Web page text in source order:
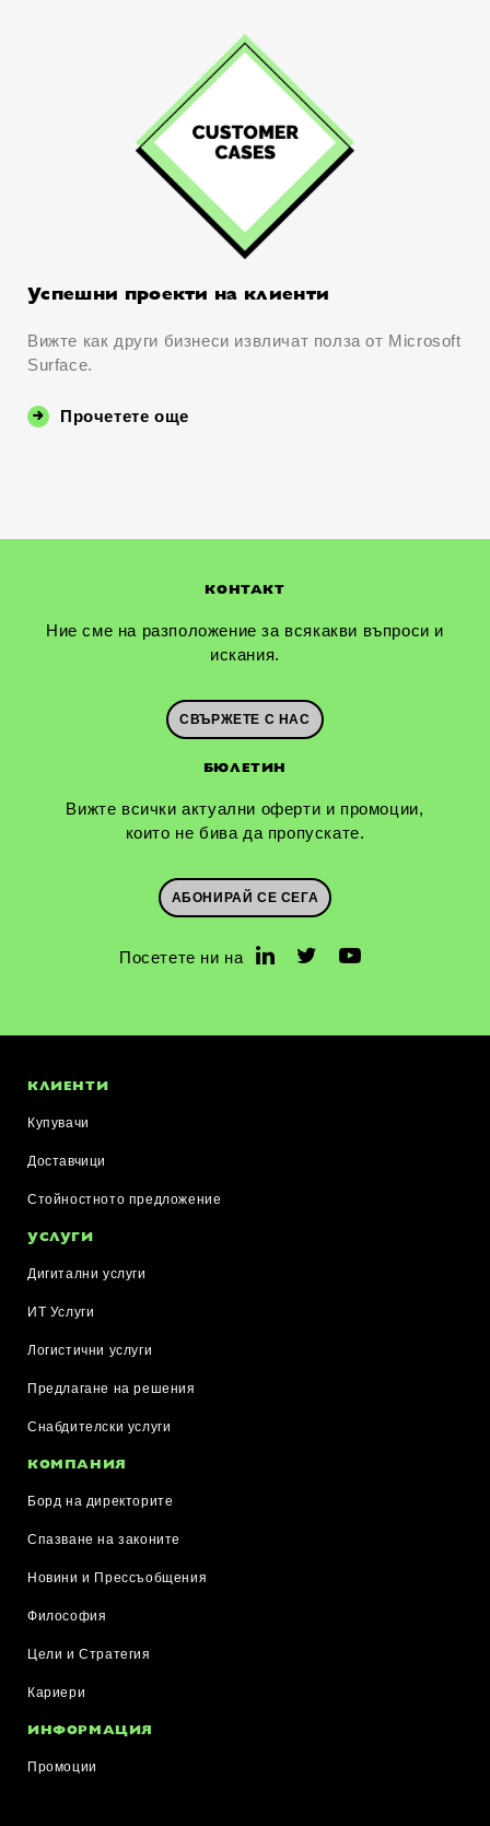
Успешни проекти на клиенти
Вижте как други бизнеси извличат полза от Microsoft
Surface.
Прочетете още
КОНТАКТ
Ние сме на разположение за всякакви въпроси и
искания.
СВЪРЖЕТЕ С НАС
БЮЛЕТИН
Вижте всички актуални оферти и промоции,
които не бива да пропускате.
АБОНИРАЙ СЕ СЕГА
Посетете ни на
КЛИЕНТИ
Купувачи
Доставчици
Стойностното предложение
УСЛУГИ
Дигитални услуги
ИТ Услуги
Логистични услуги
Предлагане на решения
Снабдителски услуги
КОМПАНИЯ
Борд на директорите
Спазване на законите
Новини и Прессъобщения
Философия
Цели и Стратегия
Кариери
ИНФОРМАЦИЯ
Промоции